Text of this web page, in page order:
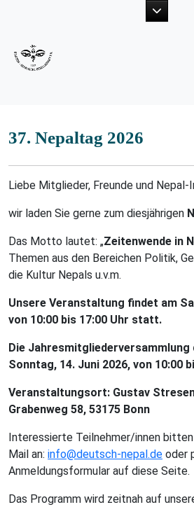
37. Nepaltag 2026
Liebe Mitglieder, Freunde und
wir laden Sie gerne zum diesjährigen
Das Motto lautet: „Zeitenwende in
Themen aus den Bereichen Politik,
die Kultur Nepals u.v.m.
Unsere Veranstaltung findet am
von 10:00 bis 17:00 Uhr statt.
Die Jahresmitgliederversammlung
Sonntag, 14. Juni 2026, von 10:00
Veranstaltungsort: Gustav
Grabenweg 58, 53175 Bonn
Interessierte Teilnehmer/innen
Mail an: info@deutsch-nepal.de oder
Anmeldungsformular auf diese Seite.
Das Programm wird zeitnah auf
Unsere Ziele
Neuigkeiten